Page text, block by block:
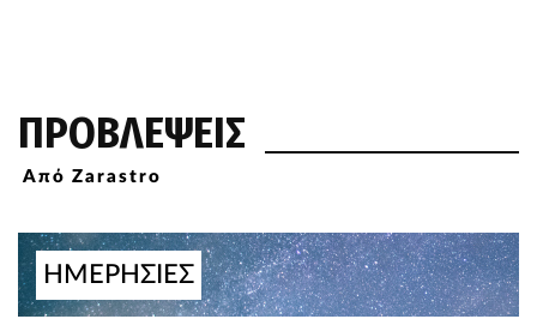
ΠΡΟΒΛΕΨΕΙΣ
Από Zarastro
ΗΜΕΡΗΣΙΕΣ